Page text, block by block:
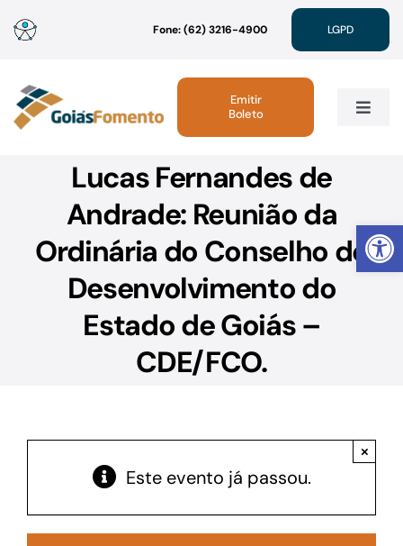
Abrir
para
conteúdo
Fone: (62) 3216-4900 LGPD
Toggle
Institucional
Atendimento
Sustentabilidade
Emitir
Boleto
Lucas Fernandes de
Andrade: Reunião da
Ordinária do Conselho de
Desenvolvimento do
Estado de Goiás –
CDE/FCO.
Este evento já passou.
×